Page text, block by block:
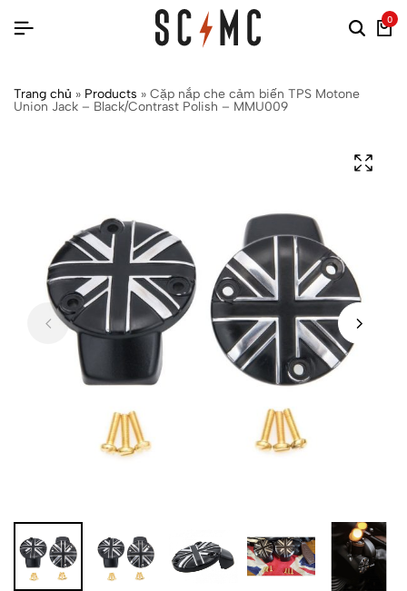
0
Trang chủ » Products » Cặp nắp che cảm biến TPS Motone
Union Jack – Black/Contrast Polish – MMU009